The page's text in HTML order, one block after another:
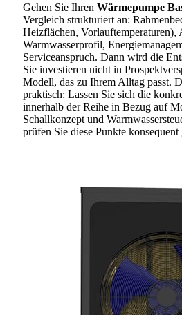
Gehen Sie Ihren Wärmepumpe
Vergleich strukturiert an:
Heizflächen, Vorlauftemperaturen),
Warmwasserprofil,
Serviceanspruch. Dann wird die
Sie investieren nicht in
Modell, das zu Ihrem Alltag passt.
praktisch: Lassen Sie sich die
innerhalb der Reihe in Bezug auf
Schallkonzept und
prüfen Sie diese Punkte